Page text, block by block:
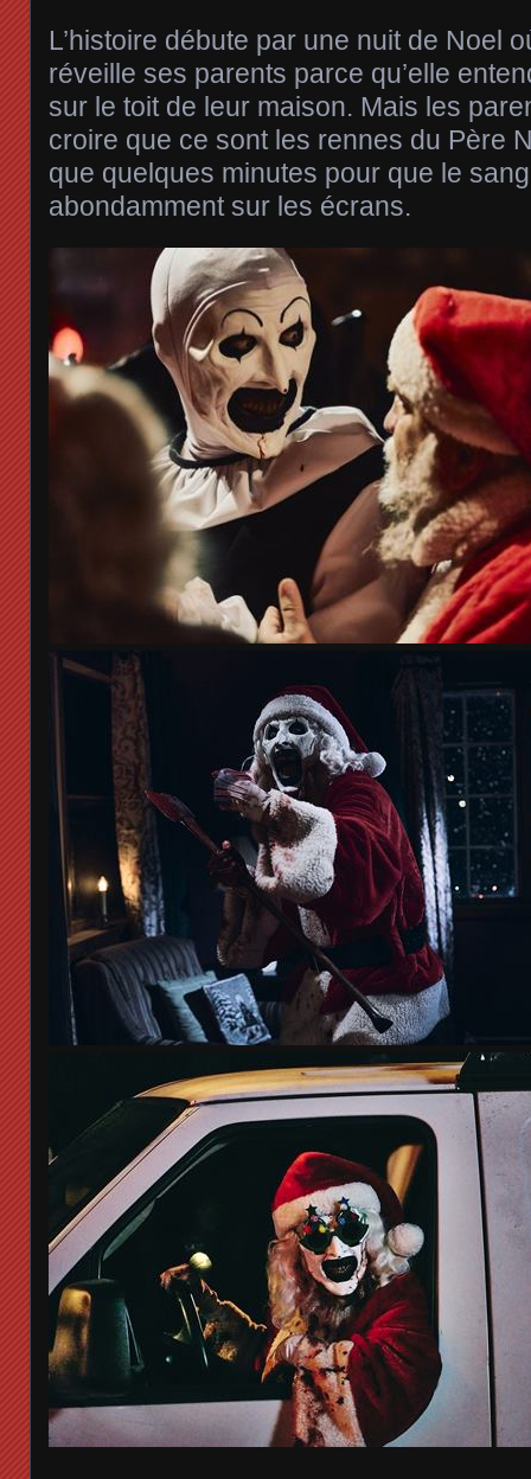
L’histoire débute par une nuit de Noel
réveille ses parents parce qu’elle
sur le toit de leur maison. Mais les
croire que ce sont les rennes du Père
que quelques minutes pour que le
abondamment sur les écrans.